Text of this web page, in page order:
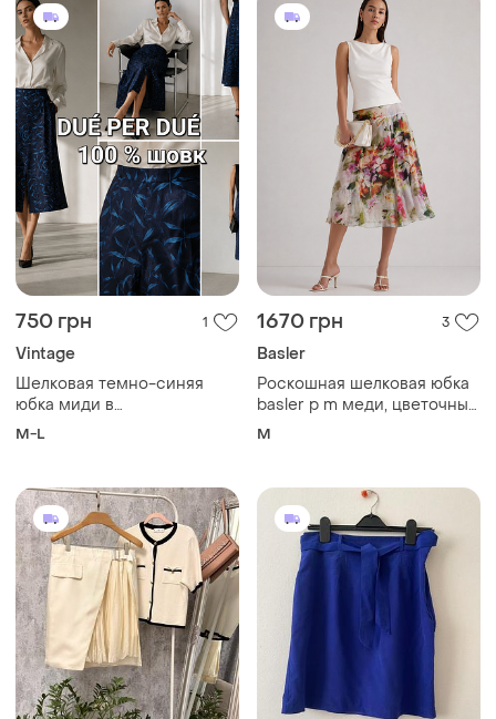
750 грн 1
Vintage
Шелковая темно-синяя
юбка миди в
анималистический голубой
M-L
1670 грн 3
Basler
Роскошная шелковая юбка
basler р m меди, цветочный
принт, 100% шелк, премиум
M